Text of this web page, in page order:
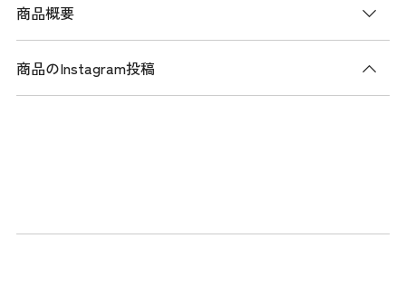
商品概要
商品説明
維持します。ストレッチ性も備えているため、スイングや歩
商品のInstagram投稿